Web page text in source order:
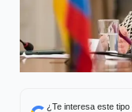
¿Te interesa este